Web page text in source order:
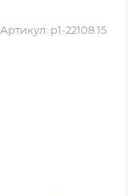
Артикул: p1-22108.15